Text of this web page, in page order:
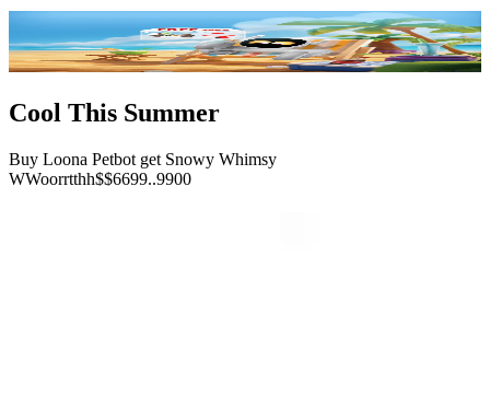
Cool This Summer
Buy Loona Petbot get Snowy Whimsy
WWoorrtthh$$6699..9900